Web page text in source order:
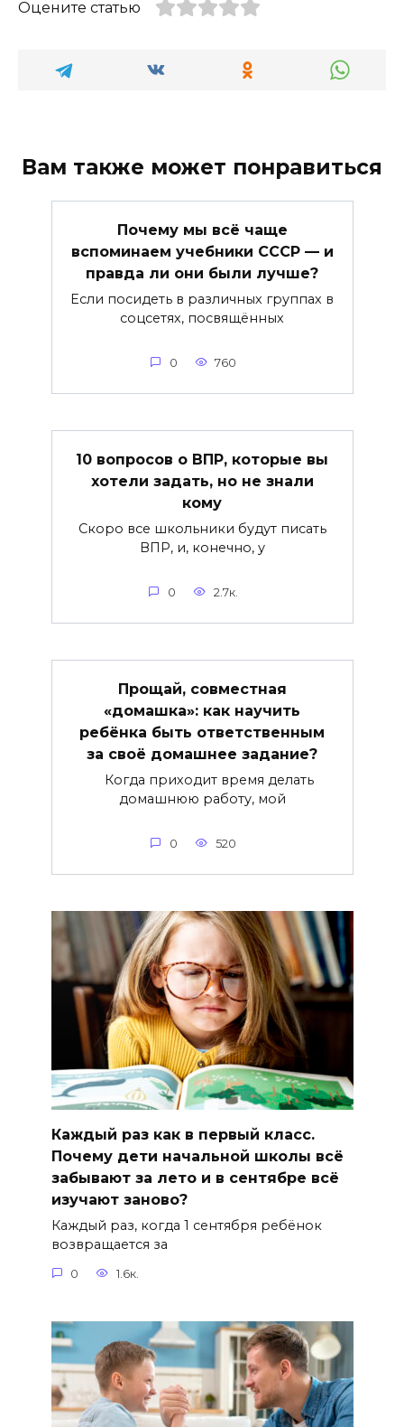
Оцените статью
Вам также может понравиться
Почему мы всё чаще
вспоминаем учебники СССР — и
правда ли они были лучше?
Если посидеть в различных группах в
соцсетях, посвящённых
0 760
10 вопросов о ВПР, которые вы
хотели задать, но не знали
кому
Скоро все школьники будут писать
ВПР, и, конечно, у
0 2.7к.
Прощай, совместная
«домашка»: как научить
ребёнка быть ответственным
за своё домашнее задание?
Когда приходит время делать
домашнюю работу, мой
0 520
Каждый раз как в первый класс.
Почему дети начальной школы всё
забывают за лето и в сентябре всё
изучают заново?
Каждый раз, когда 1 сентября ребёнок
возвращается за
0 1.6к.